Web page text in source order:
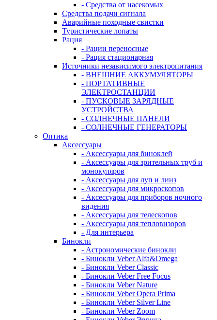
- Средства от насекомых
Средства подачи сигнала
Аварийные походные свистки
Туристические лопаты
Рация
- Рации переносные
- Рация стационарная
Источники независимого электропитания
- ВНЕШНИЕ АККУМУЛЯТОРЫ
- ПОРТАТИВНЫЕ
ЭЛЕКТРОСТАНЦИИ
- ПУСКОВЫЕ ЗАРЯДНЫЕ
УСТРОЙСТВА
- СОЛНЕЧНЫЕ ПАНЕЛИ
- СОЛНЕЧНЫЕ ГЕНЕРАТОРЫ
Оптика
Аксессуары
- Аксессуары для биноклей
- Аксессуары для зрительных труб и
монокуляров
- Аксессуары для луп и линз
- Аксессуары для микроскопов
- Аксессуары для приборов ночного
видения
- Аксессуары для телескопов
- Аксессуары для тепловизоров
- Для интерьера
Бинокли
- Астрономические бинокли
- Бинокли Veber Alfa&Omega
- Бинокли Veber Classic
- Бинокли Veber Free Focus
- Бинокли Veber Nature
- Бинокли Veber Opera Prima
- Бинокли Veber Silver Line
- Бинокли Veber Zoom